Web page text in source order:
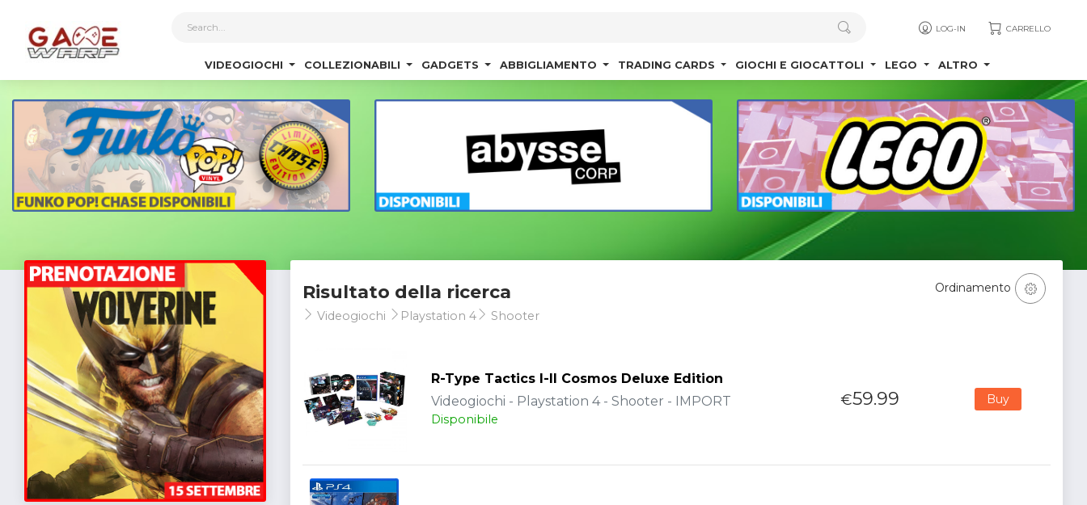
LOG-IN CARRELLO
VIDEOGIOCHI COLLEZIONABILI GADGETS ABBIGLIAMENTO TRADING CARDS GIOCHI E GIOCATTOLI LEGO ALTRO
Risultato della ricerca
Videogiochi Playstation 4 Shooter
Ordinamento
R-Type Tactics I-II Cosmos Deluxe Edition
Videogiochi - Playstation 4 - Shooter - IMPORT
Disponibile
€59.99 Buy